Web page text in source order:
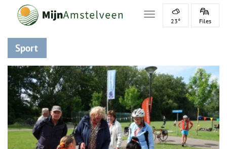
Toggle navigation
23° Files
Sport